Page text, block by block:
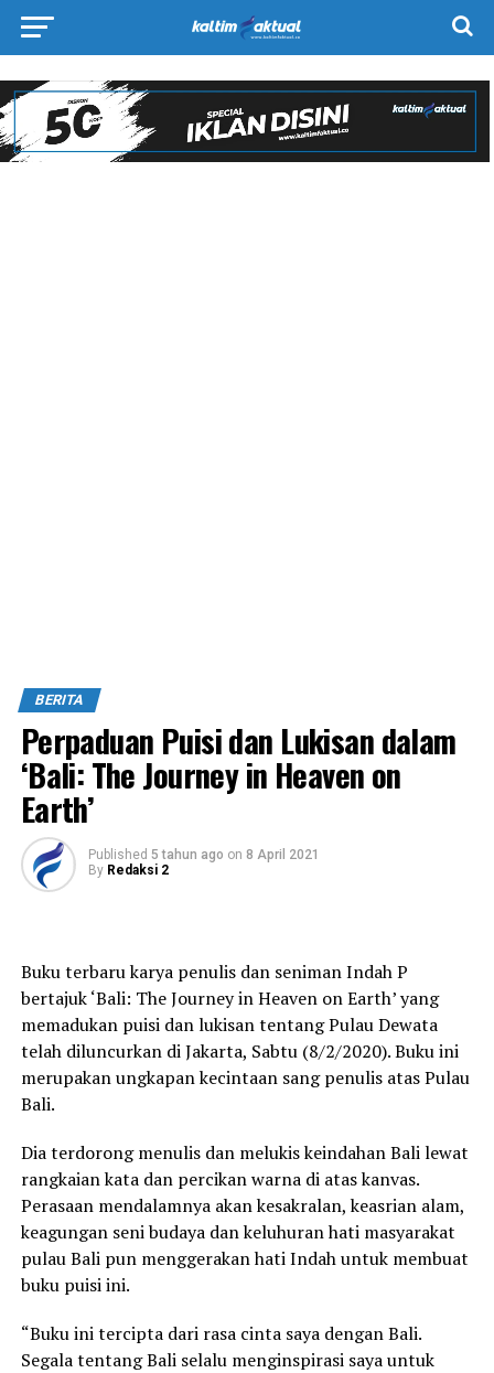
BERITA
Perpaduan Puisi dan Lukisan dalam
‘Bali: The Journey in Heaven on
Earth’
Published 5 tahun ago on 8 April 2021
By Redaksi 2
Buku terbaru karya penulis dan seniman Indah P
bertajuk ‘Bali: The Journey in Heaven on Earth’ yang
memadukan puisi dan lukisan tentang Pulau Dewata
telah diluncurkan di Jakarta, Sabtu (8/2/2020). Buku ini
merupakan ungkapan kecintaan sang penulis atas Pulau
Bali.
Dia terdorong menulis dan melukis keindahan Bali lewat
rangkaian kata dan percikan warna di atas kanvas.
Perasaan mendalamnya akan kesakralan, keasrian alam,
keagungan seni budaya dan keluhuran hati masyarakat
pulau Bali pun menggerakan hati Indah untuk membuat
buku puisi ini.
“Buku ini tercipta dari rasa cinta saya dengan Bali.
Segala tentang Bali selalu menginspirasi saya untuk